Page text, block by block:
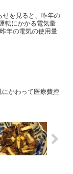
せを見ると、昨年の
転にかかる電気量
年の電気の使用量
かわって医療費控